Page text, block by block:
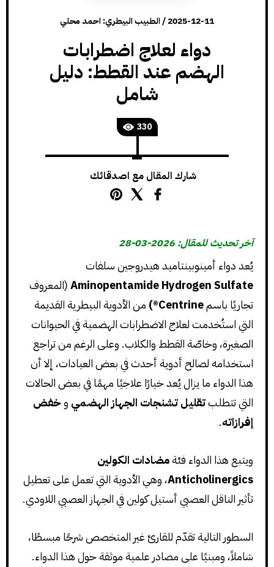
2025-12-11
/الطبيب البيطري: احمد محلي
دواء لعلاج اضطرابات
الهضم عند القطط: دليل
شامل
330
شارك المقال مع اصدقائك
آخر تحديث للمقال: 2026-03-28
يُعد دواء أمينوبينتاميد هيدروجين سلفات
Aminopentamide Hydrogen Sulfate(المعروف
تجاريًا باسمCentrine®)
من الأدوية البيطرية القديمة
التي استُخدمت لعلاج الاضطرابات الهضمية في الحيوانات
الصغيرة، وخاصّة القطط والكلاب. وعلى الرغم من تراجع
استخدامه لصالح أدوية أحدث في بعض العيادات، إلا أن
هذا الدواء ما يزال يُعد خيارًا علاجيًا مهمًا في بعض الحالات
التي تتطلبتقليل تشنجات الجهاز الهضمي وخفض
إفرازاته.
ويتبع هذا الدواء فئةمضادات الكولين
Anticholinergics، وهي الأدوية التي تعمل على تعطيل
تأثير الناقل العصبي أستيل كولين في الجهاز العصبي اللاودي.
السطور التالية تقدّم للقارئ غير المتخصص شرحًا مبسطًا،
شاملاً، ومبنيًا على مصادر علمية موثقة حول هذا الدواء.